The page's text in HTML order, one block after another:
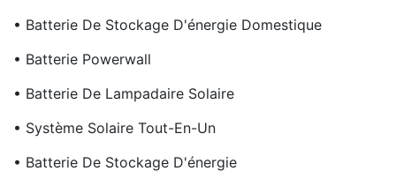
• Batterie De Stockage D'énergie Domestique
• Batterie Powerwall
• Batterie De Lampadaire Solaire
• Système Solaire Tout-En-Un
• Batterie De Stockage D'énergie